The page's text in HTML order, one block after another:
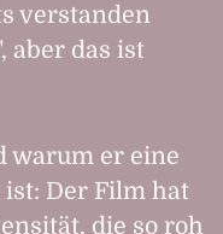
verstanden
aber das ist
warum er eine
Der Film hat
die so roh